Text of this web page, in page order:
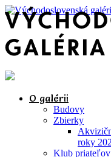
O galérii
Budovy
Zbierky
roky
Klub priateľov